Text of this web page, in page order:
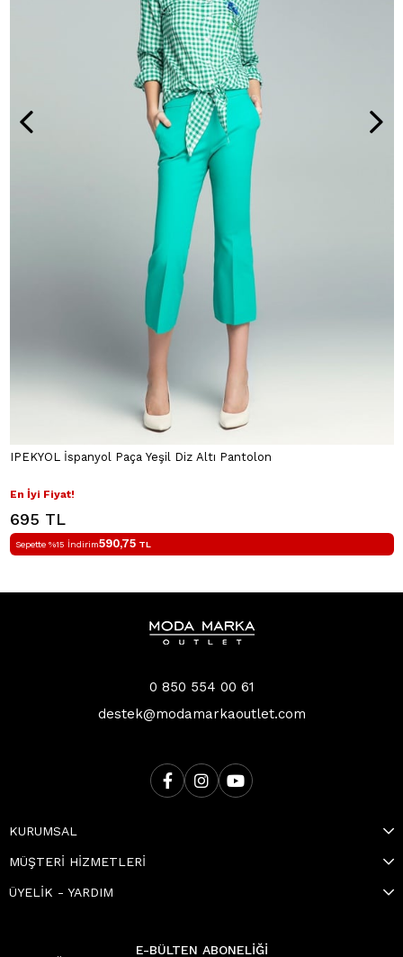
IPEKYOL İspanyol Paça Yeşil Diz Altı Pantolon
En İyi Fiyat!
695 TL
Sepette %15 İndirim590,75 TL
0 850 554 00 61
destek@modamarkaoutlet.com
KURUMSAL
MÜŞTERİ HİZMETLERİ
ÜYELİK - YARDIM
E-BÜLTEN ABONELİĞİ